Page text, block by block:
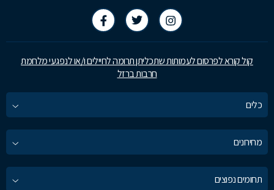
קול קורא לפרסום לעמותות שתכליתן תרומה לחיילים ו/או לנפגעי מלחמת
חרבות ברזל
כלים
מחירונים
תחומים נפוצים